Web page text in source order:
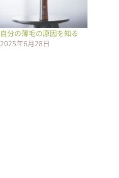
自分の薄毛の原因を知る
2025年6月28日